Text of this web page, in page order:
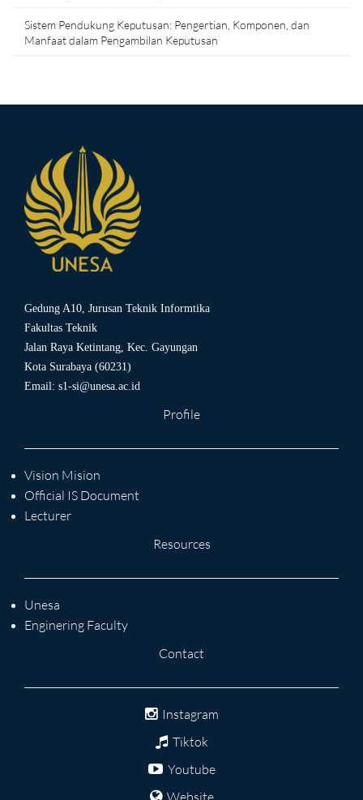
Sistem Pendukung Keputusan: Pengertian, Komponen, dan
Manfaat dalam Pengambilan Keputusan
Gedung A10, Jurusan Teknik Informtika
Fakultas Teknik
Jalan Raya Ketintang, Kec. Gayungan
Kota Surabaya (60231)
Email: s1-si@unesa.ac.id
Profile
Vision Mision
Official IS Document
Lecturer
Resources
Unesa
Enginering Faculty
Contact
Instagram
Tiktok
Youtube